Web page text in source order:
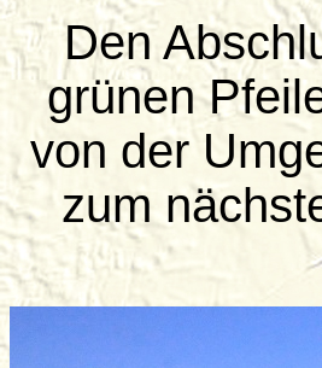
Den
grünen
von der
zum